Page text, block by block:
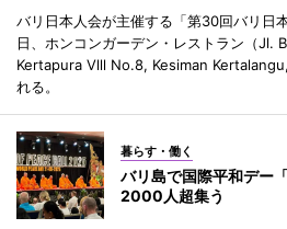
バリ日本人会が主催する「第30回バリ日
日、ホンコンガーデン・レストラン（Jl.
Kertapura Vlll No.8, Kesiman
れる。
暮らす・働く
バリ島で国際平和デー
2000人超集う